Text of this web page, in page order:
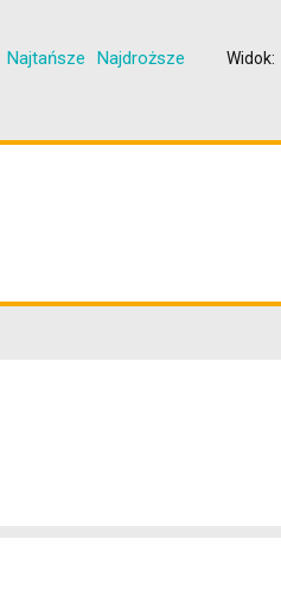
Najtańsze Najdroższe Widok: